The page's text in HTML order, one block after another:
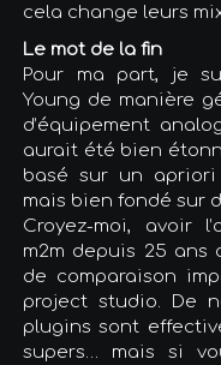
cela change leurs
Le mot de la fin
Pour ma part, je
Young de manière
d’équipement
aurait été bien
basé sur un apriori
mais bien fondé sur
Croyez-moi, avoir
m2m depuis 25
de comparaison
project studio. De
plugins sont
supers… mais si